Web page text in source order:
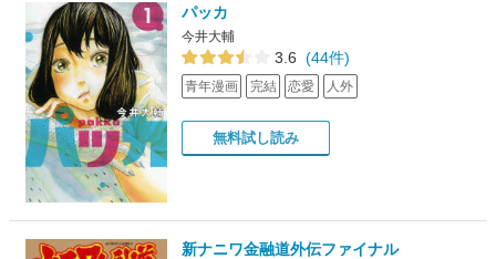
パッカ
今井大輔
3.6 (44件)
青年漫画 完結 恋愛 人外
無料試し読み
新ナニワ金融道外伝ファイナル